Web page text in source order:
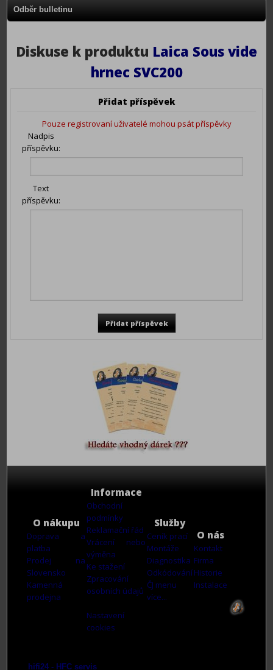
Odběr bulletinu
Diskuse k produktu Laica Sous vide
hrnec SVC200
Přidat příspěvek
Pouze registrovaní uživatelé mohou psát příspěvky
Nadpis
příspěvku:
Text
příspěvku:
O nákupu
Doprava a
platba
Prodej na
Slovensko
Kamenná
prodejna
Informace
Obchodní
podmínky
Reklamační řád
Vrácení nebo
výměna
Ke stažení
Zpracování
osobních údajů
Nastavení
cookies
Služby
Ceník prací
Montáže
Diagnostika
Odkódování
ČJ menu
více...
O nás
Kontakt
Firma
Historie
Instalace
hifi24 - HFC servis